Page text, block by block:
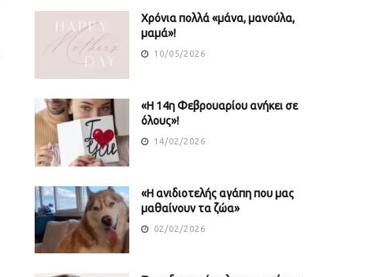
Χρόνια πολλά «μάνα, μανούλα,
μαμά»!
10/05/2026
«Η 14η Φεβρουαρίου ανήκει σε
όλους»!
14/02/2026
«Η ανιδιοτελής αγάπη που μας
μαθαίνουν τα ζώα»
02/02/2026